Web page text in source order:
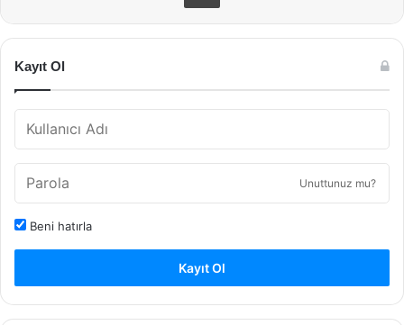
Kayıt Ol
Unuttunuz mu?
Beni hatırla
Kayıt Ol